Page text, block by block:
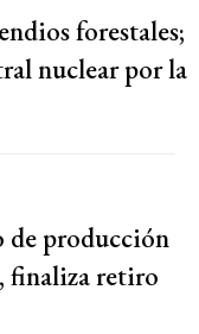
forestales;
nuclear por la
de producción
finaliza retiro